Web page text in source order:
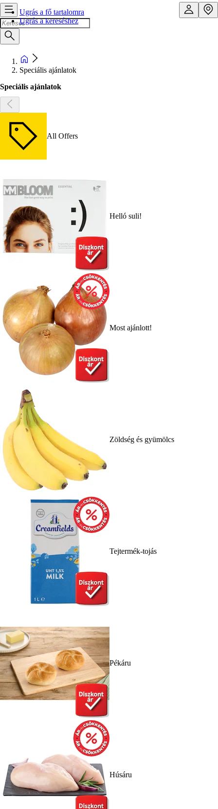
Ugrás a fő tartalomra
Ugrás a kereséshez
Speciális ajánlatok
Speciális ajánlatok
All Offers
Helló suli!
Most ajánlott!
Zöldség és gyümölcs
Tejtermék-tojás
Pékáru
Húsáru